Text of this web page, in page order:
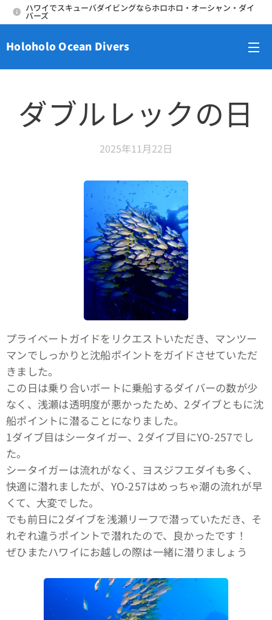
ハワイでスキューバダイビングならホロホロ・オーシャン・ダイ
バーズ
Holoholo Ocean Divers
ダブルレックの日
2025年11月22日
プライベートガイドをリクエストいただき、マンツー
マンでしっかりと沈船ポイントをガイドさせていただ
きました。
この日は乗り合いボートに乗船するダイバーの数が少
なく、浅瀬は透明度が悪かったため、2ダイブともに沈
船ポイントに潜ることになりました。
1ダイブ目はシータイガー、2ダイブ目にYO-257でし
た。
シータイガーは流れがなく、ヨスジフエダイも多く、
快適に潜れましたが、YO-257はめっちゃ潮の流れが早
くて、大変でした。
でも前日に2ダイブを浅瀬リーフで潜っていただき、そ
れぞれ違うポイントで潜れたので、良かったです！
ぜひまたハワイにお越しの際は一緒に潜りましょう🤙